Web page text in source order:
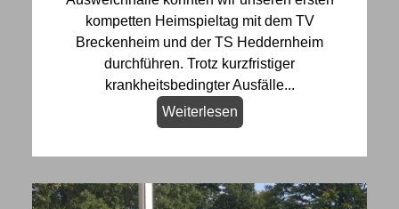
kompetten Heimspieltag mit dem TV
Breckenheim und der TS Heddernheim
durchführen. Trotz kurzfristiger
krankheitsbedingter Ausfälle...
Weiterlesen